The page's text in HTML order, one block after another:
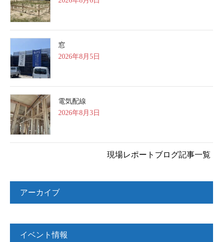
窓
2026年8月5日
電気配線
2026年8月3日
現場レポートブログ記事一覧
アーカイブ
イベント情報